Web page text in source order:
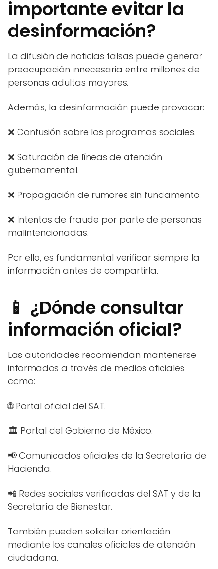
importante evitar la
desinformación?
La difusión de noticias falsas puede generar
preocupación innecesaria entre millones de
personas adultas mayores.
Además, la desinformación puede provocar:
❌ Confusión sobre los programas sociales.
❌ Saturación de líneas de atención
gubernamental.
❌ Propagación de rumores sin fundamento.
❌ Intentos de fraude por parte de personas
malintencionadas.
Por ello, es fundamental verificar siempre la
información antes de compartirla.
📱 ¿Dónde consultar
información oficial?
Las autoridades recomiendan mantenerse
informados a través de medios oficiales
como:
🌐 Portal oficial del SAT.
🏛️ Portal del Gobierno de México.
📢 Comunicados oficiales de la Secretaría de
Hacienda.
📲 Redes sociales verificadas del SAT y de la
Secretaría de Bienestar.
También pueden solicitar orientación
mediante los canales oficiales de atención
ciudadana.